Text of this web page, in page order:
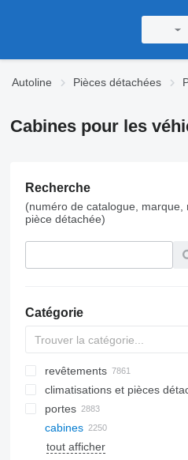
Autoline Pièces détachées
Cabines pour les
Recherche
(numéro de catalogue, marque,
pièce détachée)
Catégorie
revêtements
climatisations et pièces
flexibles de climatisation
radiateurs de climatisation
compresseurs de
portes
cabines
vitres latérales
tout afficher